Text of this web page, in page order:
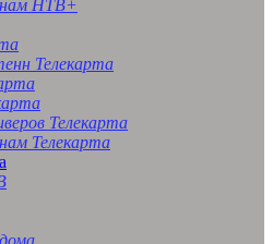
НТВ+
Телекарта
Телекарта
Телекарта